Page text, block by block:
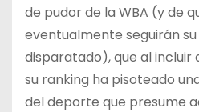
de pudor de la WBA (y de
eventualmente seguirán
disparatado), que al incluir
su ranking ha pisoteado
del deporte que presume